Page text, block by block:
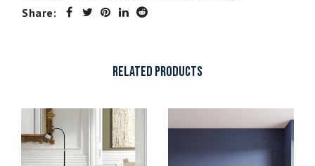
Share:
RELATED PRODUCTS